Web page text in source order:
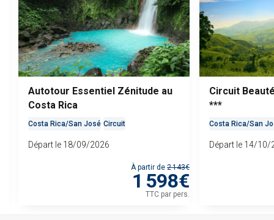
Autotour Essentiel Zénitude au
Costa Rica
Costa Rica/San José Circuit
Départ le 18/09/2026
À partir de 2 143€
1 598€
TTC par pers.
Circuit
***
Costa Rica/San
Départ le 14/10/